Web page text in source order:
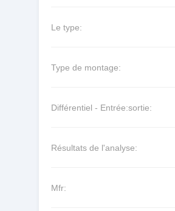
Le type:
Type de montage:
Différentiel - Entrée:sortie:
Résultats de l'analyse:
Mfr: